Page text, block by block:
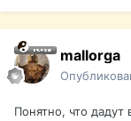
mallorga
Понятно, что